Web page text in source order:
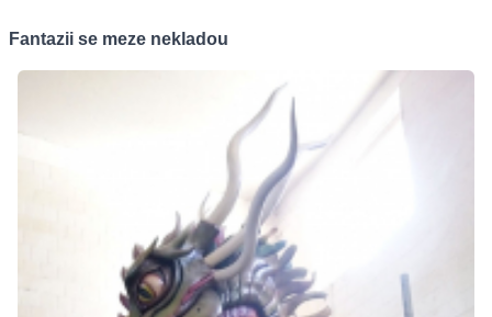
Fantazii se meze nekladou